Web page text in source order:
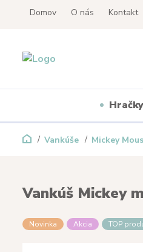
Domov O nás Kontakt
Hračky
Vankúše Mickey
Vankúš Mickey
Novinka Akcia TOP